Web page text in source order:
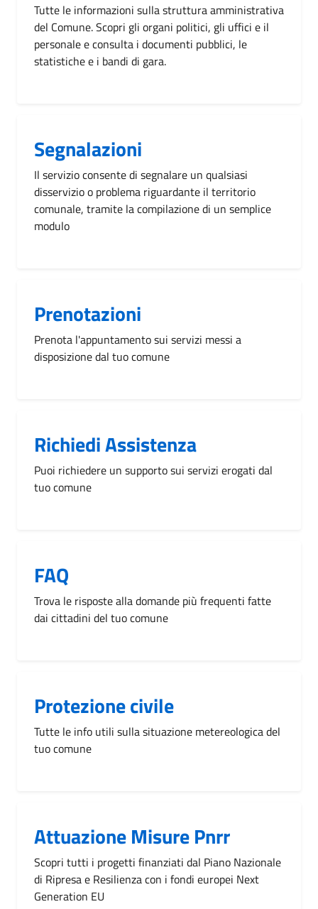
Tutte le informazioni sulla struttura amministrativa
del Comune. Scopri gli organi politici, gli uffici e il
personale e consulta i documenti pubblici, le
statistiche e i bandi di gara.
Segnalazioni
Il servizio consente di segnalare un qualsiasi
disservizio o problema riguardante il territorio
comunale, tramite la compilazione di un semplice
modulo
Prenotazioni
Prenota l'appuntamento sui servizi messi a
disposizione dal tuo comune
Richiedi Assistenza
Puoi richiedere un supporto sui servizi erogati dal
tuo comune
FAQ
Trova le risposte alla domande più frequenti fatte
dai cittadini del tuo comune
Protezione civile
Tutte le info utili sulla situazione metereologica del
tuo comune
Attuazione Misure Pnrr
Scopri tutti i progetti finanziati dal Piano Nazionale
di Ripresa e Resilienza con i fondi europei Next
Generation EU